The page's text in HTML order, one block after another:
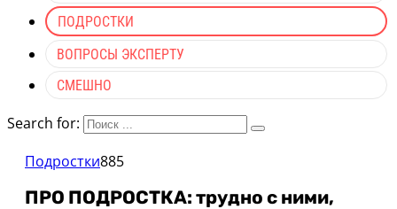
ПОДРОСТКИ
ВОПРОСЫ ЭКСПЕРТУ
СМЕШНО
Search for:
Подростки885
ПРО ПОДРОСТКА: трудно с ними,